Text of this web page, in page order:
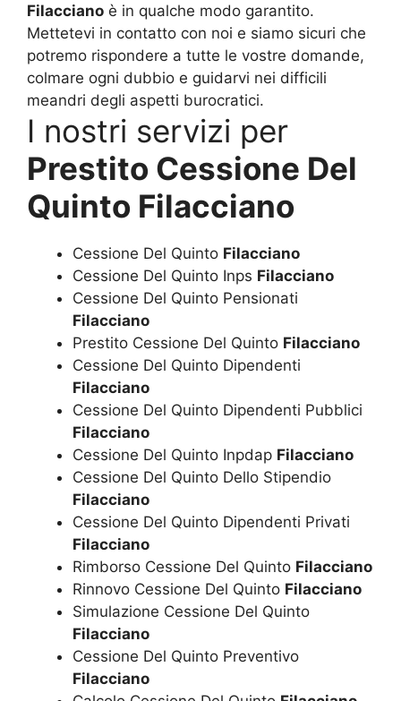
Filacciano è in qualche modo garantito.
Mettetevi in contatto con noi e siamo sicuri che
potremo rispondere a tutte le vostre domande,
colmare ogni dubbio e guidarvi nei difficili
meandri degli aspetti burocratici.
I nostri servizi per
Prestito Cessione Del
Quinto Filacciano
Cessione Del Quinto Filacciano
Cessione Del Quinto Inps Filacciano
Cessione Del Quinto Pensionati
Filacciano
Prestito Cessione Del Quinto Filacciano
Cessione Del Quinto Dipendenti
Filacciano
Cessione Del Quinto Dipendenti Pubblici
Filacciano
Cessione Del Quinto Inpdap Filacciano
Cessione Del Quinto Dello Stipendio
Filacciano
Cessione Del Quinto Dipendenti Privati
Filacciano
Rimborso Cessione Del Quinto Filacciano
Rinnovo Cessione Del Quinto Filacciano
Simulazione Cessione Del Quinto
Filacciano
Cessione Del Quinto Preventivo
Filacciano